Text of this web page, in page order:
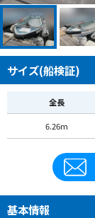
サイズ(船検証)
全長
6.26m
基本情報